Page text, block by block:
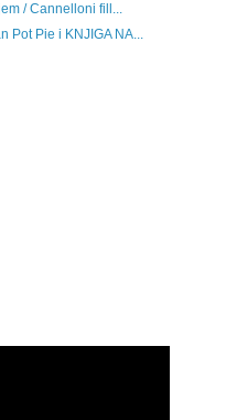
/ Cannelloni fill...
Pot Pie i KNJIGA NA...